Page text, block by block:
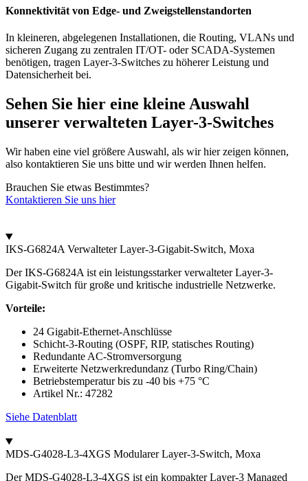
Konnektivität von Edge- und Zweigstellenstandorten
In kleineren, abgelegenen Installationen, die Routing, VLANs und
sicheren Zugang zu zentralen IT/OT- oder SCADA-Systemen
benötigen, tragen Layer-3-Switches zu höherer Leistung und
Datensicherheit bei.
Sehen Sie hier eine kleine Auswahl
unserer verwalteten Layer-3-Switches
Wir haben eine viel größere Auswahl, als wir hier zeigen können,
also kontaktieren Sie uns bitte und wir werden Ihnen helfen.
Brauchen Sie etwas Bestimmtes?
Kontaktieren Sie uns hier
IKS-G6824A Verwalteter Layer-3-Gigabit-Switch, Moxa
Der IKS-G6824A ist ein leistungsstarker verwalteter Layer-3-
Gigabit-Switch für große und kritische industrielle Netzwerke.
Vorteile:
24 Gigabit-Ethernet-Anschlüsse
Schicht-3-Routing (OSPF, RIP, statisches Routing)
Redundante AC-Stromversorgung
Erweiterte Netzwerkredundanz (Turbo Ring/Chain)
Betriebstemperatur bis zu -40 bis +75 °C
Artikel Nr.: 47282
Siehe Datenblatt
MDS-G4028-L3-4XGS Modularer Layer-3-Switch, Moxa
Der MDS-G4028-L3-4XGS ist ein kompakter Layer-3 Managed